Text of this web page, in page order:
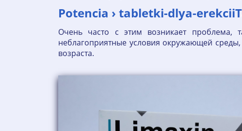
Potencia › tabletki-dlya-
Очень часто с этим возникает проблема,
неблагоприятные условия окружающей
возраста.